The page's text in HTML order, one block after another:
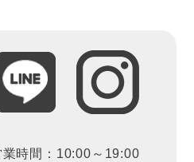
時間：10:00～19:00